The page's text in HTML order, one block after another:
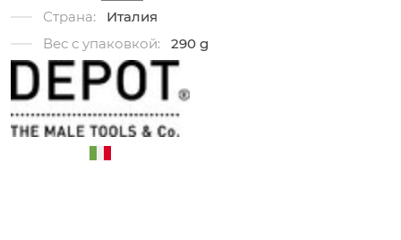
Страна:
Италия
Вес с упаковкой:
290 g